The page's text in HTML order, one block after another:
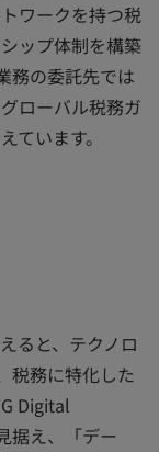
ワークを持つ税
ップ体制を構築
務の委託先では
ローバル税務ガ
ています。
ると、テクノロ
税務に特化した
Digital
据え、「デー